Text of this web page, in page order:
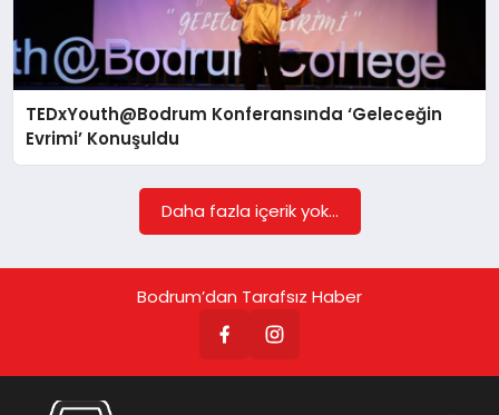
MAGAZIN
KÖŞE YAZILARI
TEDxYouth@Bodrum Konferansında ‘Geleceğin
Evrimi’ Konuşuldu
Daha fazla içerik yok...
Bodrum’dan Tarafsız Haber